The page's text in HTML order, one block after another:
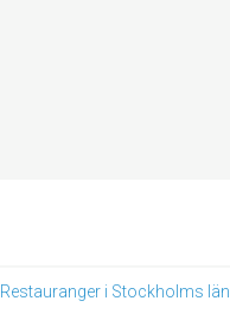
Restauranger i Stockholms län